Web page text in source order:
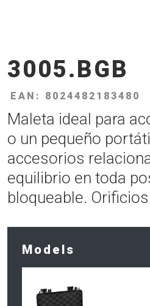
3005.BGB
EAN: 8024482183480
Maleta ideal para
o un pequeño
accesorios
equilibrio en toda
bloqueable.
Models